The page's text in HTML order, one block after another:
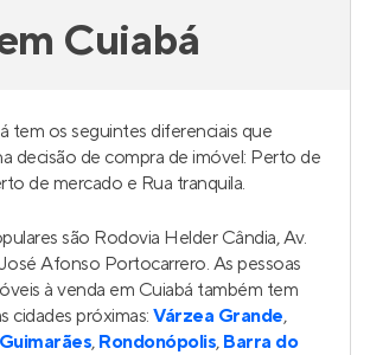
Cuiabá
tem os seguintes diferenciais que
decisão de compra de imóvel: Perto de
de mercado e Rua tranquila.
são Rodovia Helder Cândia, Av.
Afonso Portocarrero. As pessoas
à venda em Cuiabá também tem
cidades próximas:Várzea Grande,
, Rondonópolis, Barra do